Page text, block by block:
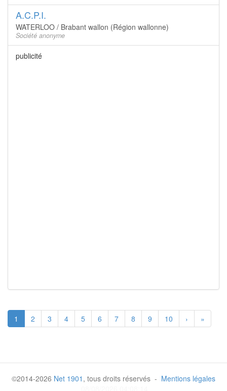
A.C.P.I.
WATERLOO / Brabant wallon (Région wallonne)
Société anonyme
publicité
1 2 3 4 5 6 7 8 9 10 › »
©2014-2026 Net 1901 , tous droits réservés - Mentions légales